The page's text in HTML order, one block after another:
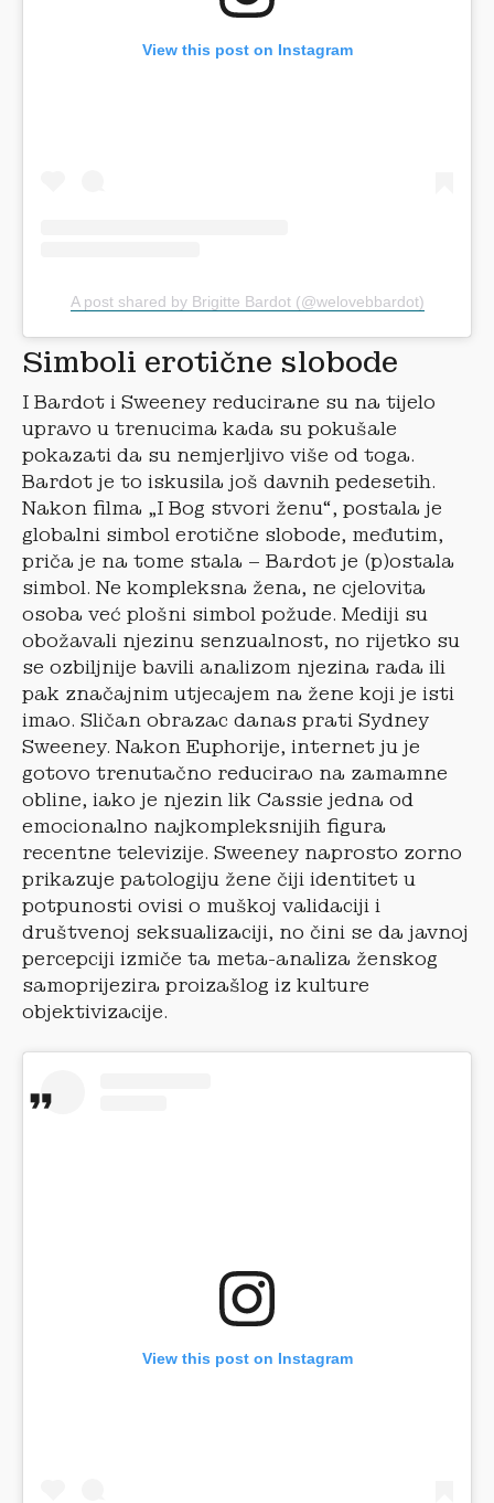
View this post on Instagram
A post shared by Brigitte Bardot (@welovebbardot)
Simboli erotične slobode
I Bardot i Sweeney reducirane su na tijelo
upravo u trenucima kada su pokušale
pokazati da su nemjerljivo više od toga.
Bardot je to iskusila još davnih pedesetih.
Nakon filma „I Bog stvori ženu“, postala je
globalni simbol erotične slobode, međutim,
priča je na tome stala – Bardot je (p)ostala
simbol. Ne kompleksna žena, ne cjelovita
osoba već plošni simbol požude. Mediji su
obožavali njezinu senzualnost, no rijetko su
se ozbiljnije bavili analizom njezina rada ili
pak značajnim utjecajem na žene koji je isti
imao. Sličan obrazac danas prati Sydney
Sweeney. Nakon Euphorije, internet ju je
gotovo trenutačno reducirao na zamamne
obline, iako je njezin lik Cassie jedna od
emocionalno najkompleksnijih figura
recentne televizije. Sweeney naprosto zorno
prikazuje patologiju žene čiji identitet u
potpunosti ovisi o muškoj validaciji i
društvenoj seksualizaciji, no čini se da javnoj
percepciji izmiče ta meta-analiza ženskog
samoprijezira proizašlog iz kulture
objektivizacije.
View this post on Instagram